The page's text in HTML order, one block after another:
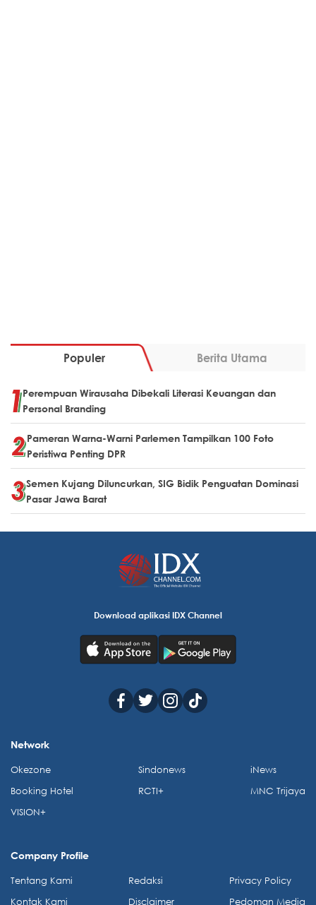
Populer Berita Utama
Perempuan Wirausaha Dibekali Literasi Keuangan dan
Personal Branding
Pameran Warna-Warni Parlemen Tampilkan 100 Foto
Peristiwa Penting DPR
Semen Kujang Diluncurkan, SIG Bidik Penguatan Dominasi
Pasar Jawa Barat
Download aplikasi IDX Channel
Network
Okezone
Booking Hotel
VISION+
Sindonews
RCTI+
iNews
MNC Trijaya
Company Profile
Tentang Kami
Kontak Kami
Redaksi
Disclaimer
Privacy Policy
Pedoman Media